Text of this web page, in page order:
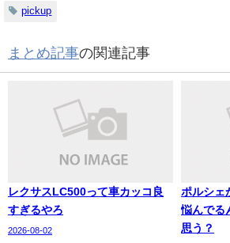
pickup
まとめ記事の関連記事
レクサスLC500って車カッコ良
すぎるやろ
2026-08-02
ポルシェ
悩んでる
思う？